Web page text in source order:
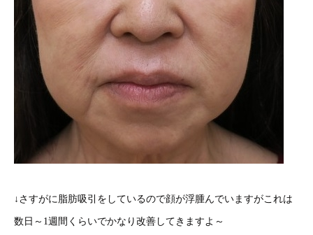
↓さすがに脂肪吸引をしているので顔が浮腫んでいますがこれは
数日～1週間くらいでかなり改善してきますよ～